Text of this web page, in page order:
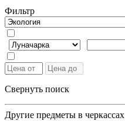
Фильтр
Свернуть поиск
Другие предметы в черкассах